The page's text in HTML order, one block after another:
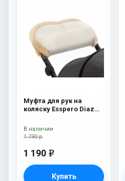
Муфта для рук на
коляску Esspero Diaz
Beige
1 790 р
1 190 e
Купить
В наличии